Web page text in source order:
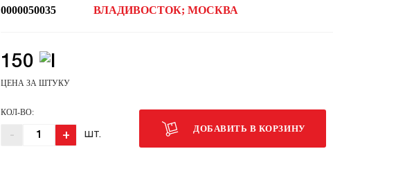
0000050035 ВЛАДИВОСТОК; МОСКВА
150
ЦЕНА ЗА ШТУКУ
КОЛ-ВО:
- + ШТ.
ДОБАВИТЬ В КОРЗИНУ